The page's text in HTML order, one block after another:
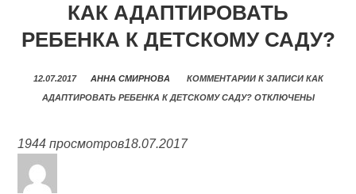
КАК АДАПТИРОВАТЬ
РЕБЕНКА К ДЕТСКОМУ САДУ?
12.07.2017 АННА СМИРНОВА КОММЕНТАРИИК ЗАПИСИ КАК
АДАПТИРОВАТЬ РЕБЕНКА К ДЕТСКОМУ САДУ?ОТКЛЮЧЕНЫ
1944 просмотров18.07.2017